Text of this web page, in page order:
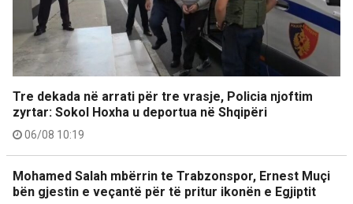
Tre dekada në arrati për tre vrasje, Policia njoftim
zyrtar: Sokol Hoxha u deportua në Shqipëri
06/08 10:19
Mohamed Salah mbërrin te Trabzonspor, Ernest Muçi
bën gjestin e veçantë për të pritur ikonën e Egjiptit